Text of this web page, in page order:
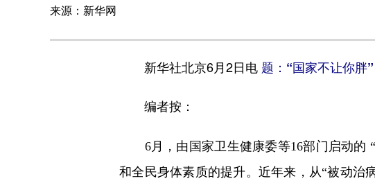
来源：新华网
新华社北京6月2日电 题：“国家不让你
编者按：
6月，由国家卫生健康委等16部门启动的 “
和全民身体素质的提升。近年来，从“被动治